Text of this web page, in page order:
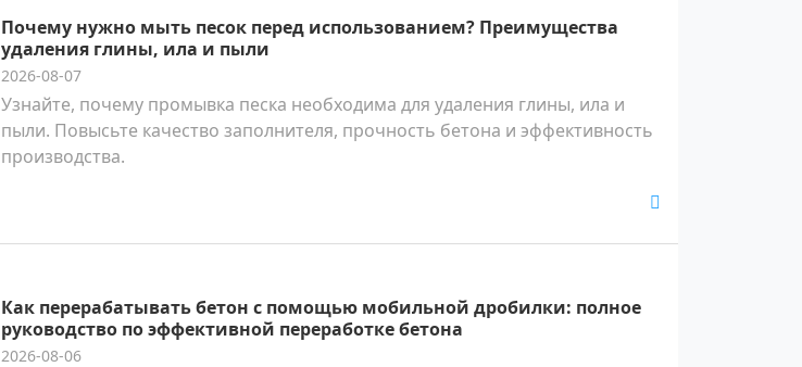
Почему нужно мыть песок перед использованием? Преимущества
удаления глины, ила и пыли
2026-08-07
Узнайте, почему промывка песка необходима для удаления глины, ила и
пыли. Повысьте качество заполнителя, прочность бетона и эффективность
производства.
Как перерабатывать бетон с помощью мобильной дробилки: полное
руководство по эффективной переработке бетона
2026-08-06